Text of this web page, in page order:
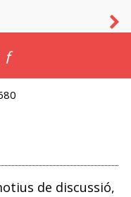
f
de discussió,